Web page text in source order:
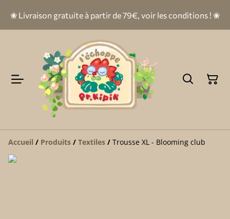
❀ Livraison gratuite à partir de 79€, voir les conditions ! ❀
Accueil / Produits / Textiles / Trousse XL - Blooming club